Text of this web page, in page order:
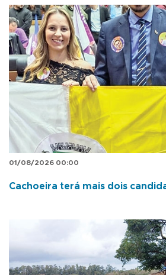
01/08/2026 00:00
Cachoeira terá mais dois